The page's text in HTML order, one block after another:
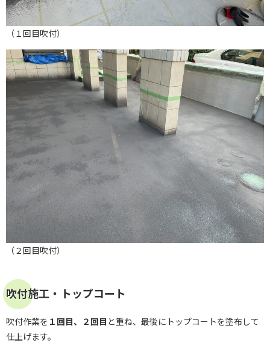
（１回目吹付）
（２回目吹付）
吹付施工・トップコート
吹付作業を １回目、２回目 と重ね、最後にトップコートを塗布して
仕上げます。